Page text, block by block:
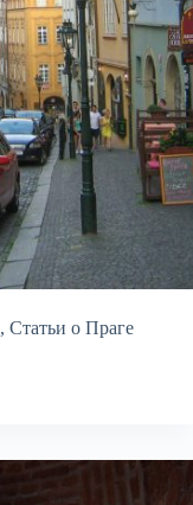
, Статьи о Праге